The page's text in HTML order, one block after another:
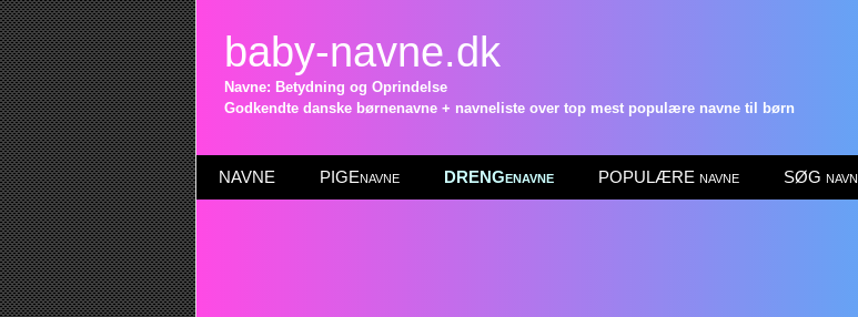
baby-navne.dk
Navne: Betydning og Oprindelse
Godkendte danske børnenavne + navneliste over top mest populære navne til børn
NAVNE PIGEnavne DRENGenavne POPULÆRE navne SØG navn